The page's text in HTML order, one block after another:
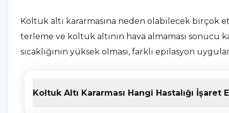
Koltuk altı kararmasına neden olabilecek birçok
terleme ve koltuk altının hava almaması sonucu
sıcaklığının yüksek olması, farklı epilasyon
hamilelik süreci de kararmaya yol açar.
Koltuk Altı Kararması Hangi Hastalığı İşaret